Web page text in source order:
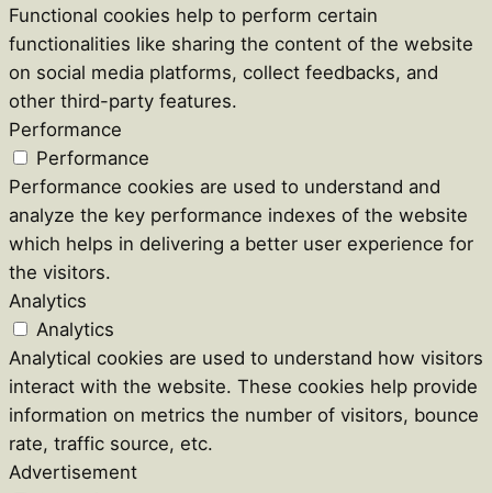
Functional cookies help to perform certain
functionalities like sharing the content of the website
on social media platforms, collect feedbacks, and
other third-party features.
Performance
Performance
Performance cookies are used to understand and
analyze the key performance indexes of the website
which helps in delivering a better user experience for
the visitors.
Analytics
Analytics
Analytical cookies are used to understand how visitors
interact with the website. These cookies help provide
information on metrics the number of visitors, bounce
rate, traffic source, etc.
Advertisement